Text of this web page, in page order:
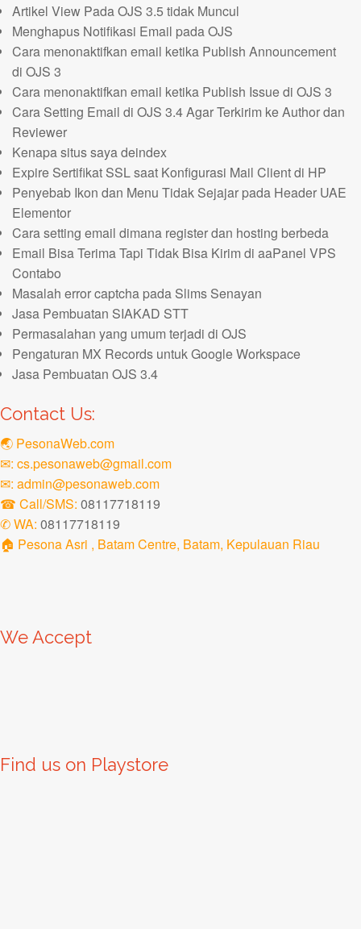
Artikel View Pada OJS 3.5 tidak Muncul
Menghapus Notifikasi Email pada OJS
Cara menonaktifkan email ketika Publish Announcement
di OJS 3
Cara menonaktifkan email ketika Publish Issue di OJS 3
Cara Setting Email di OJS 3.4 Agar Terkirim ke Author dan
Reviewer
Kenapa situs saya deindex
Expire Sertifikat SSL saat Konfigurasi Mail Client di HP
Penyebab Ikon dan Menu Tidak Sejajar pada Header UAE
Elementor
Cara setting email dimana register dan hosting berbeda
Email Bisa Terima Tapi Tidak Bisa Kirim di aaPanel VPS
Contabo
Masalah error captcha pada Slims Senayan
Jasa Pembuatan SIAKAD STT
Permasalahan yang umum terjadi di OJS
Pengaturan MX Records untuk Google Workspace
Jasa Pembuatan OJS 3.4
Contact Us:
🌏 PesonaWeb.com
✉: cs.pesonaweb@gmail.com
✉: admin@pesonaweb.com
☎ Call/SMS: 08117718119
✆ WA: 08117718119
🏠 Pesona Asri , Batam Centre, Batam, Kepulauan Riau
We Accept
Find us on Playstore